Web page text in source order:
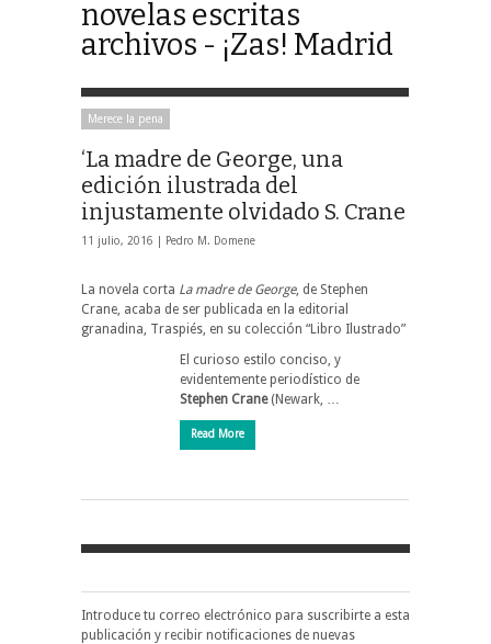
novelas escritas
archivos - ¡Zas! Madrid
Merece la pena
‘La madre de George, una
edición ilustrada del
injustamente olvidado S. Crane
11 julio, 2016 | Pedro M. Domene
La novela corta La madre de George, de Stephen
Crane, acaba de ser publicada en la editorial
granadina, Traspiés, en su colección “Libro Ilustrado”
El curioso estilo conciso, y
evidentemente periodístico de
Stephen Crane(Newark, …
Read More
Introduce tu correo electrónico para suscribirte a esta
publicación y recibir notificaciones de nuevas